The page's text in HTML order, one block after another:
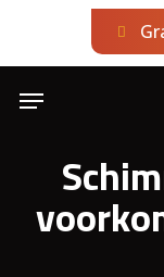
content
Menu